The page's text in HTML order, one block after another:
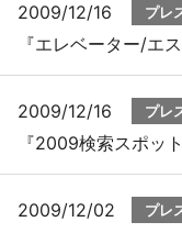
サービス
法人向けサ
採用情報
2009/12/16 プレ
『エレベーター/エ
2009/12/16 プレ
『2009検索スポッ
2009/12/02 プレ